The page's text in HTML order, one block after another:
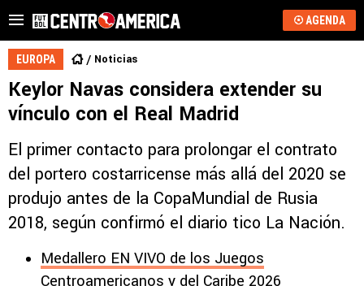
AGENDA
EUROPA Noticias
Keylor Navas considera extender su
vínculo con el Real Madrid
El primer contacto para prolongar el contrato
del portero costarricense más allá del 2020 se
produjo antes de la CopaMundial de Rusia
2018, según confirmó el diario tico La Nación.
Medallero EN VIVO de los Juegos
Centroamericanos y del Caribe 2026